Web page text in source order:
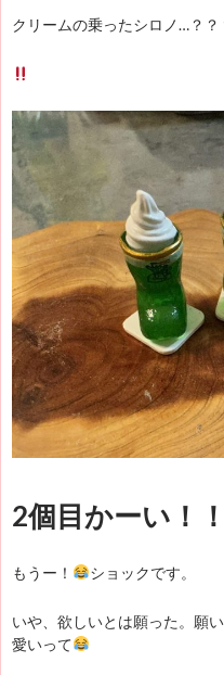
クリームの乗ったシロノ…？？
2個目かーい！！
もうー！ ショックです。
いや、欲しいとは願った。願
愛いって